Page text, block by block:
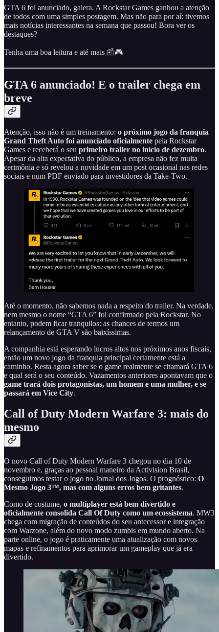
GTA 6 foi anunciado, galera. A Rockstar Games ganhou a atenção
de todos com uma simples postagem. Mas não para por aí: tivemos
mais notícias interessantes na semana que passou! Bora ver os
destaques?
Tenha uma boa leitura e até mais 📰🎮
GTA 6 anunciado! E o trailer chega em
breve
Atenção, isso não é um treinamento: o próximo jogo da franquia
Grand Theft Auto foi anunciado oficialmente pela Rockstar
Games e receberá o seu primeiro trailer no início de dezembro.
Apesar da alta expectativa do público, a empresa não fez muita
cerimônia e só revelou a novidade em um post ocasional nas redes
sociais e num PDF enviado para investidores da Take-Two.
Até o momento, não sabemos nada a respeito do trailer. Na verdade,
nem mesmo o nome “GTA 6” foi confirmado pela Rockstar. No
entanto, podem ficar tranquilos: as chances de termos um
relançamento de GTA V são baixíssimas.
A companhia está esperando lucros altos nos próximos anos fiscais,
então um novo jogo da franquia principal certamente está a
caminho. Resta agora saber se o game realmente se chamará GTA 6
e qual será o seu conteúdo. Vazamentos anteriores apontavam que o
game trará dois protagonistas, um homem e uma mulher, e se
passará em Vice City.
Call of Duty Modern Warfare 3: mais do
mesmo
O novo Call of Duty Modern Warfare 3 chegou no dia 10 de
novembro e, graças ao pessoal maneiro da Activision Brasil,
conseguimos testar o jogo no Jornal dos Jogos. O prognóstico: O
Mesmo Jogo 3™, mas com alguns erros bem gritantes.
Como de costume, o multiplayer está bem divertido e
oficialmente consolida Call Of Duty como um ecossistema. MW3
chega com migração de conteúdos do seu antecessor e integração
com Warzone, além do novo modo zumbis em mundo aberto. Na
parte online, o jogo é praticamente uma atualização com novos
mapas e refinamentos para aprimorar um gameplay que já era
divertido.